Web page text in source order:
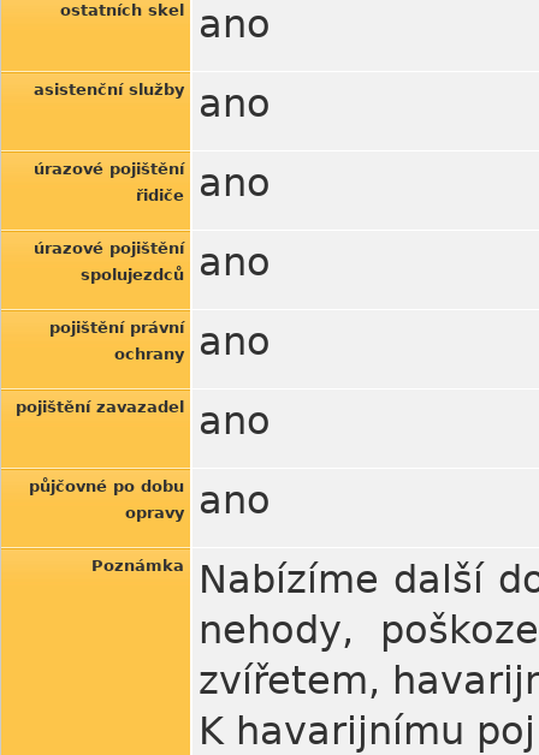
ostatních skel ano
asistenční služby ano
úrazové pojištění
řidiče
ano
úrazové pojištění
spolujezdců
ano
pojištění právní
ochrany
ano
pojištění zavazadel ano
půjčovné po dobu
opravy
ano
Poznámka
Nabízíme další
nehody,
zvířetem,
K havarijnímu